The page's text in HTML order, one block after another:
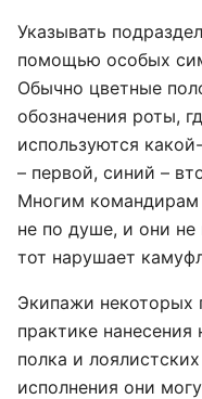
Указывать
помощью особых
Обычно цветные
обозначения роты,
используются
– первой, синий –
Многим командирам
не по душе, и они не
тот нарушает
Экипажи некоторых
практике
полка и
исполнения они